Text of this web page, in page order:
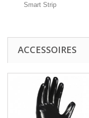
Smart Strip
ACCESSOIRES